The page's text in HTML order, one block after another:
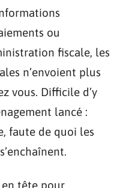
ou
fiscale, les
n’envoient plus
vous. Difficile d’y
lancé :
faute de quoi les
tête pour